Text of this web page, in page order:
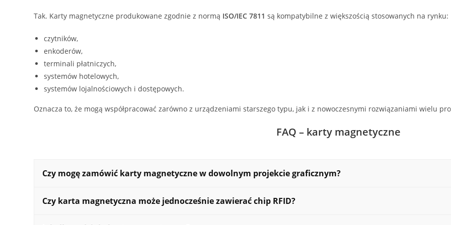
Tak. Karty magnetyczne produkowane zgodnie z normą ISO/IEC 7811 są kompatybilne z większością stosowanych na rynku:
czytników,
enkoderów,
terminali płatniczych,
systemów hotelowych,
systemów lojalnościowych i dostępowych.
Oznacza to, że mogą współpracować zarówno z urządzeniami starszego typu, jak i z nowoczesnymi rozwiązaniami wielu
FAQ – karty magnetyczne
Czy mogę zamówić karty magnetyczne w dowolnym projekcie graficznym?
Tak. Projekt może być całkowicie indywidualny – zgodny z identyfikacją wizualną marki, z nadrukiem pełnokolorowym,
Czy karta magnetyczna może jednocześnie zawierać chip RFID?